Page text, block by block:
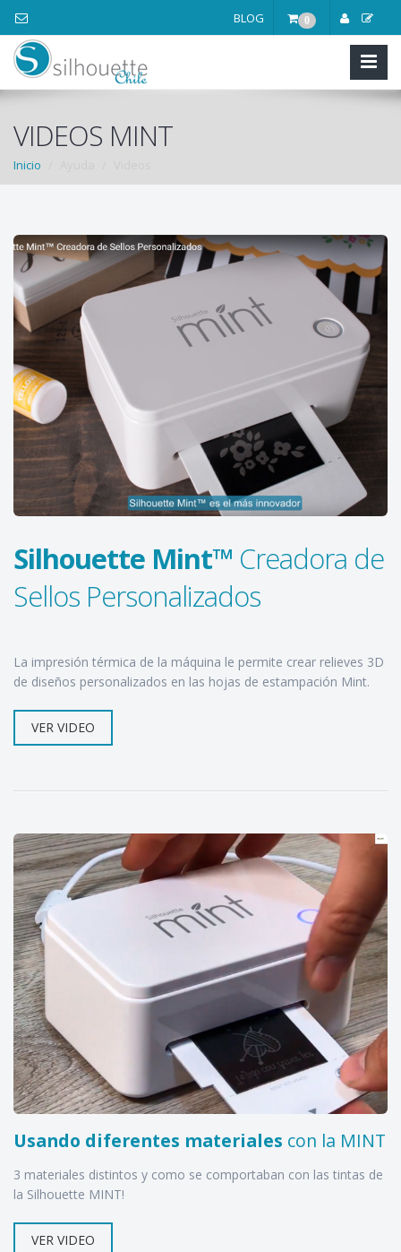
0
BLOG
VIDEOS MINT
Inicio
Silhouette Mint™ Creadora de
Sellos Personalizados
La impresión térmica de la máquina le permite crear relieves 3D
de diseños personalizados en las hojas de estampación Mint.
VER VIDEO
Usando diferentes materiales con la MINT
3 materiales distintos y como se comportaban con las tintas de
la Silhouette MINT!
VER VIDEO